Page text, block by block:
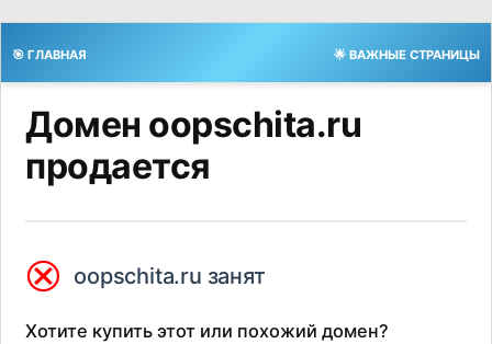
🎯 ГЛАВНАЯ 🌟 ВАЖНЫЕ СТРАНИЦЫ
Домен oopschita.ru
продается
⮿ oopschita.ru занят
Хотите купить этот или похожий домен?